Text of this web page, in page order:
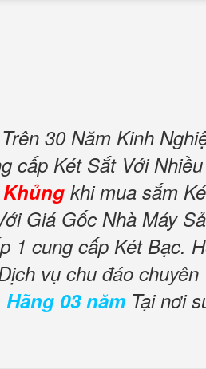
30 Năm Kinh
cấp Két Sắt Với Nhiều
khi mua sắm
Giá Gốc Nhà Máy
1 cung cấp Két Bạc.
vụ chu đáo chuyên
03 năm Tại nơi